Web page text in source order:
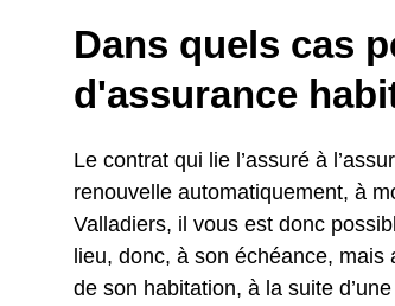
Dans quels cas
d'assurance
Le contrat qui lie l’assuré à
renouvelle automatiquement, à
Valladiers, il vous est donc
lieu, donc, à son échéance,
de son habitation, à la suite